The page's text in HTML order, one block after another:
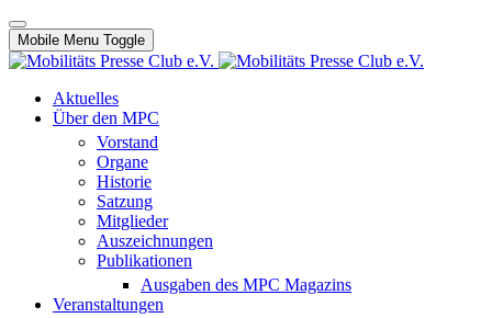
Mobile Menu Toggle
Aktuelles
Über den MPC
Vorstand
Organe
Historie
Satzung
Mitglieder
Auszeichnungen
Publikationen
Ausgaben des MPC Magazins
Veranstaltungen